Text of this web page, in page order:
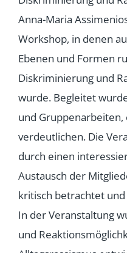
Anna-Maria
Workshop, in denen
Ebenen und Formen
Diskriminierung und
wurde. Begleitet
und Gruppenarbeiten,
verdeutlichen. Die
durch einen
Austausch der
kritisch betrachtet
In der Veranstaltung
und